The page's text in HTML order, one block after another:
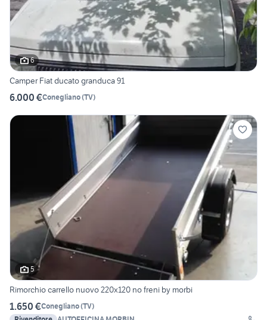
6
Camper Fiat ducato granduca 91
6.000 €Conegliano(TV)
5
Rimorchio carrello nuovo 220x120 no freni by morbi
1.650 €Conegliano(TV)